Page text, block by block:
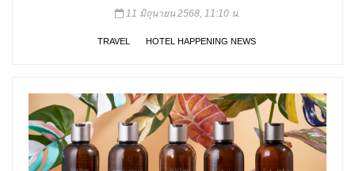
11 มิถุนายน 2568, 11:10 น.
TRAVEL HOTEL HAPPENING NEWS